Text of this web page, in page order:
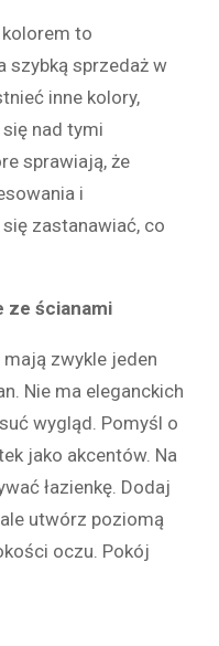
to
szybką sprzedaż w
inne kolory,
nad tymi
sprawiają, że
i
zastanawiać, co
ze ścianami
zwykle jeden
Nie ma eleganckich
wygląd. Pomyśl o
jako akcentów. Na
łazienkę. Dodaj
utwórz poziomą
oczu. Pokój